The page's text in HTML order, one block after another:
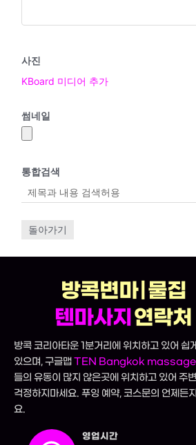
사진
KBoard 미디어 추가
썸네일
통합검색
돌아가기
방콕변마 | 물집
텐마사지 연락처
방콕 코리아타운 1분거리에 위치하고 있어 쉽
있으며, 구글맵 TEN Bangkok massage
들의 유동이 많지 않은곳에 위치하고 있어 주
걱정하지마세요. 푸잉 예약, 코스문의 언제든
요.
영업시간